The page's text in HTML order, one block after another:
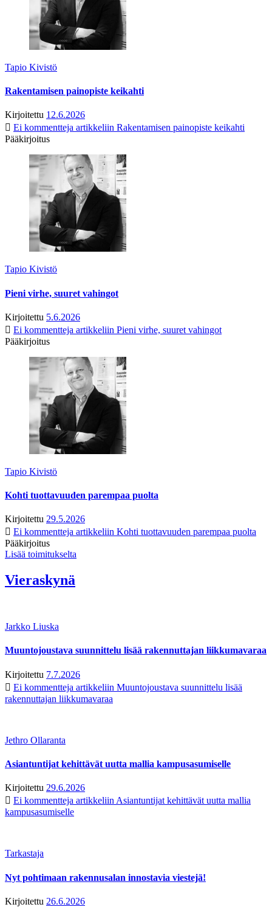
Tapio Kivistö
Rakentamisen painopiste keikahti
Kirjoitettu 12.6.2026
Ei kommentteja artikkeliin Rakentamisen painopiste keikahti
Pääkirjoitus
Tapio Kivistö
Pieni virhe, suuret vahingot
Kirjoitettu 5.6.2026
Ei kommentteja artikkeliin Pieni virhe, suuret vahingot
Pääkirjoitus
Tapio Kivistö
Kohti tuottavuuden parempaa puolta
Kirjoitettu 29.5.2026
Ei kommentteja artikkeliin Kohti tuottavuuden parempaa puolta
Pääkirjoitus
Lisää toimitukselta
Vieraskynä
Jarkko Liuska
Muuntojoustava suunnittelu lisää rakennuttajan liikkumavaraa
Kirjoitettu 7.7.2026
Ei kommentteja artikkeliin Muuntojoustava suunnittelu lisää
rakennuttajan liikkumavaraa
Jethro Ollaranta
Asiantuntijat kehittävät uutta mallia kampusasumiselle
Kirjoitettu 29.6.2026
Ei kommentteja artikkeliin Asiantuntijat kehittävät uutta mallia
kampusasumiselle
Tarkastaja
Nyt pohtimaan rakennusalan innostavia viestejä!
Kirjoitettu 26.6.2026